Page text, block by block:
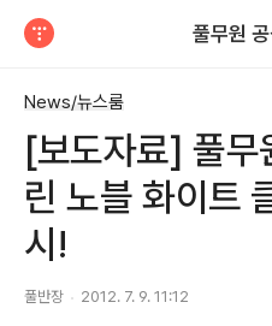
풀무원
News/뉴스룸
[보도자료] 풀무
린 노블 화이트
시!
풀반장 2012. 7. 9. 11:12